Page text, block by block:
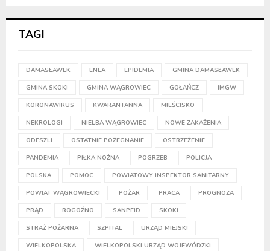
TAGI
DAMASŁAWEK ENEA EPIDEMIA GMINA DAMASŁAWEK
GMINA SKOKI GMINA WĄGROWIEC GOŁAŃCZ IMGW
KORONAWIRUS KWARANTANNA MIEŚCISKO
NEKROLOGI NIELBA WĄGROWIEC NOWE ZAKAŻENIA
ODESZLI OSTATNIE POŻEGNANIE OSTRZEŻENIE
PANDEMIA PIŁKA NOŻNA POGRZEB POLICJA
POLSKA POMOC POWIATOWY INSPEKTOR SANITARNY
POWIAT WĄGROWIECKI POŻAR PRACA PROGNOZA
PRĄD ROGOŹNO SANPEID SKOKI
STRAŻ POŻARNA SZPITAL URZĄD MIEJSKI
WIELKOPOLSKA WIELKOPOLSKI URZĄD WOJEWÓDZKI